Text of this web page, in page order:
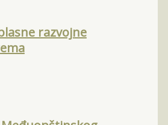
razvojne